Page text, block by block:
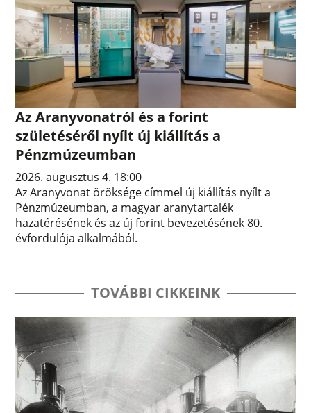
Az Aranyvonatról és a forint
születéséről nyílt új kiállítás a
Pénzmúzeumban
2026. augusztus 4. 18:00
Az Aranyvonat öröksége címmel új kiállítás nyílt a
Pénzmúzeumban, a magyar aranytartalék
hazatérésének és az új forint bevezetésének 80.
évfordulója alkalmából.
TOVÁBBI CIKKEINK